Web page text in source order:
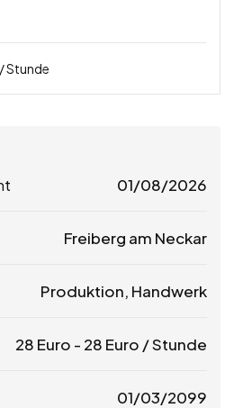
/ Stunde
01/08/2026
Freiberg am Neckar
Produktion, Handwerk
28 Euro - 28 Euro / Stunde
01/03/2099